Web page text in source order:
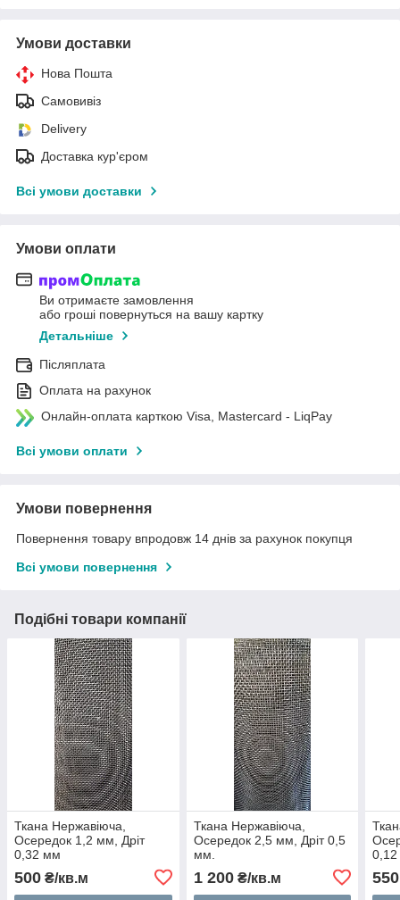
Умови доставки
Нова Пошта
Самовивіз
Delivery
Доставка кур'єром
Всі умови доставки
Умови оплати
Ви отримаєте замовлення
або гроші повернуться на вашу картку
Детальніше
Післяплата
Оплата на рахунок
Онлайн-оплата карткою Visa, Mastercard - LiqPay
Всі умови оплати
Умови повернення
Повернення товару впродовж 14 днів за рахунок покупця
Всі умови повернення
Подібні товари компанії
Ткана Нержавіюча,
Осередок 1,2 мм, Дріт
0,32 мм
500 ₴/кв.м
Ткана Нержавіюча,
Осередок 2,5 мм, Дріт 0,5
мм.
1 200₴/кв.м 550